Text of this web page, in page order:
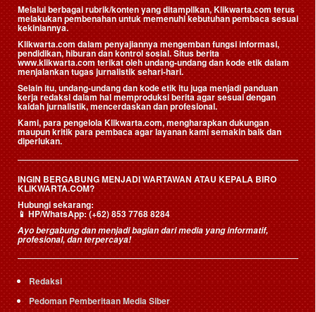
Melalui berbagai rubrik/konten yang ditampilkan, Klikwarta.com terus
melakukan pembenahan untuk memenuhi kebutuhan pembaca sesuai
kekiniannya.
Klikwarta.com dalam penyajiannya mengemban fungsi informasi,
pendidikan, hiburan dan kontrol sosial. Situs berita
www.klikwarta.com terikat oleh undang-undang dan kode etik dalam
menjalankan tugas jurnalistik sehari-hari.
Selain itu, undang-undang dan kode etik itu juga menjadi panduan
kerja redaksi dalam hal memproduksi berita agar sesuai dengan
kaidah jurnalistik, mencerdaskan dan profesional.
Kami, para pengelola Klikwarta.com, mengharapkan dukungan
maupun kritik para pembaca agar layanan kami semakin baik dan
diperlukan.
INGIN BERGABUNG MENJADI WARTAWAN ATAU KEPALA BIRO
KLIKWARTA.COM?
Hubungi sekarang:
📱HP/WhatsApp:(+62) 853 7768 8284
Ayo bergabung dan menjadi bagian dari media yang informatif,
profesional, dan terpercaya!
Redaksi
Pedoman Pemberitaan Media Siber